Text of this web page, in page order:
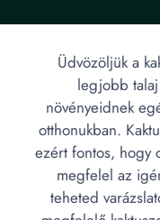
Üdvözöljük a
legjobb talaj
növényeidnek
otthonukban.
ezért fontos, hogy
megfelel az
teheted